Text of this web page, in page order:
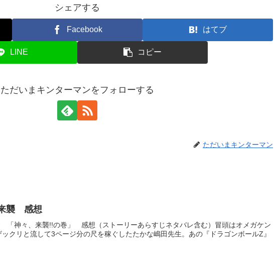
シェアする
Facebook はてブ
LINE コピー
ただいまキンターマンをフォローする
ただいまキンターマン
襲 感想
神々、来襲!!の巻」 感想（ストーリーあらすじネタバレ含む）冒頭はオメガケン
クリと流して3ページ分の尺を稼ぐしたたかな嶋田先生。あの『ドラゴンボールZ』